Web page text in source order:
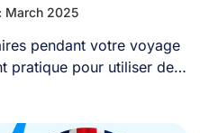
March 2025
pendant votre voyage
pratique pour utiliser des